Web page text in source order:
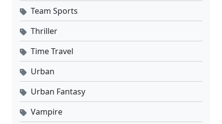
Team Sports
Thriller
Time Travel
Urban
Urban Fantasy
Vampire